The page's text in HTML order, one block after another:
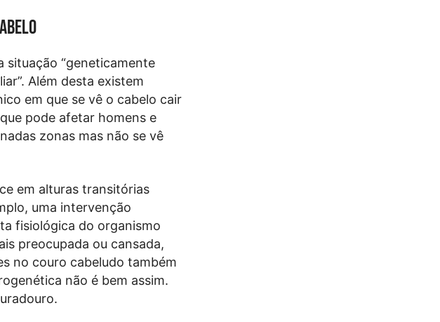
situação “geneticamente
Além desta existem
em que se vê o cabelo cair
pode afetar homens e
zonas mas não se vê
em alturas transitórias
uma intervenção
fisiológica do organismo
preocupada ou cansada,
no couro cabeludo também
não é bem assim.